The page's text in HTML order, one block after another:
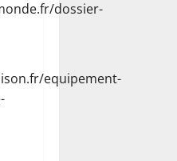
dossier-
equipement-